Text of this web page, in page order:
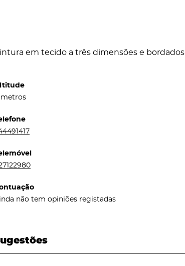
em tecido a três dimensões e bordados
não tem opiniões registadas